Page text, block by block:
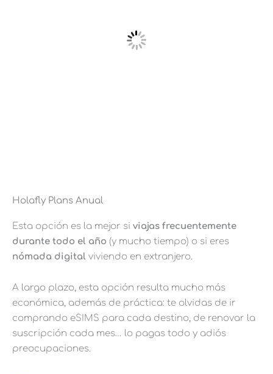
Holafly Plans Anual
Esta opción es la mejor si viajas frecuentemente
durante todo el año (y mucho tiempo) o si eres
nómada digital viviendo en extranjero.
A largo plazo, esta opción resulta mucho más
económica, además de práctica: te olvidas de ir
comprando eSIMS para cada destino, de renovar la
suscripción cada mes… lo pagas todo y adiós
preocupaciones.